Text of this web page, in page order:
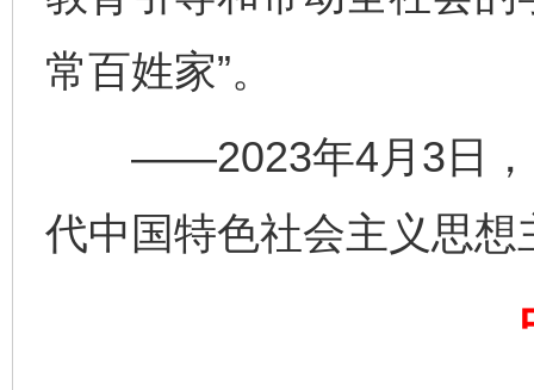
常百姓家”。
——2023年4月3日，
代中国特色社会主义思
完善运行机制助力责任有效落实